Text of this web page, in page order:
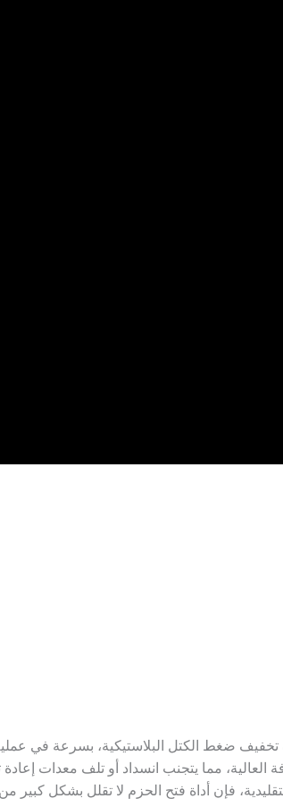
ضغط الكتل البلاستيكية، بسرعة في عملية
العالية، مما يتجنب انسداد أو تلف معدات
فإن أداة فتح الحزم لا تقلل بشكل